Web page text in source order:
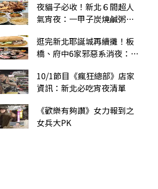
夜貓子必收！新北６間超人
氣宵夜：一甲子炭燒鹹粥、
逛完新北耶誕城再續攤！板
橋、府中6家邪惡系消夜：和
火鍋
10/1節目《瘋狂總部》店家
資訊：新北必吃宵夜清單
《歡樂有夠讚》女力報到之
女兵大PK